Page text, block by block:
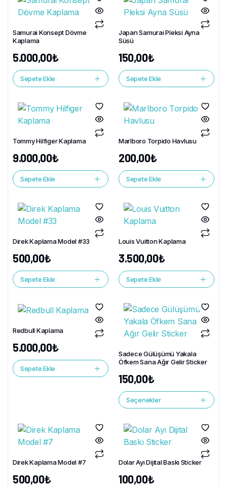
Samurai Konsept Dövme
Kaplama
5.000,00₺
Sepete Ekle
Japan Samurai Pleksi Ayna
Süsü
150,00₺
Sepete Ekle
Tommy Hilfiger Kaplama
9.000,00₺
Sepete Ekle
Marlboro Torpido Havlusu
200,00₺
Sepete Ekle
Direk Kaplama Model #33
500,00₺
Sepete Ekle
Louis Vuitton Kaplama
3.500,00₺
Sepete Ekle
Redbull Kaplama
5.000,00₺
Sepete Ekle
Sadece Gülüşümü Yakala
Öfkem Sana Ağır Gelir Sticker
150,00₺
Seçenekler
Direk Kaplama Model #7
500,00₺
Dolar Ayı Dijital Baskı Sticker
100,00₺